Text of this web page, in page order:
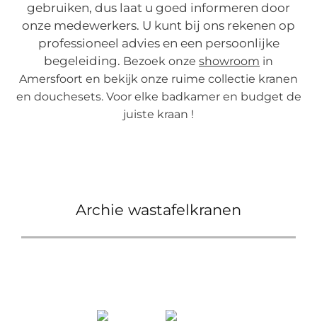
gebruiken, dus laat u goed informeren door
onze medewerkers. U kunt bij ons rekenen op
professioneel advies en een persoonlijke
begeleiding. Bezoek onze showroom in
Amersfoort en bekijk onze ruime collectie kranen
en douchesets. Voor elke badkamer en budget de
juiste kraan !
Archie wastafelkranen